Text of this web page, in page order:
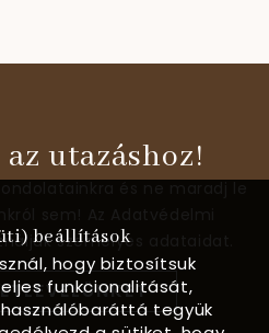
utazáshoz!
személyes adataidat.
beállítások
hogy biztosítsuk
funkcionalitását,
tegyük